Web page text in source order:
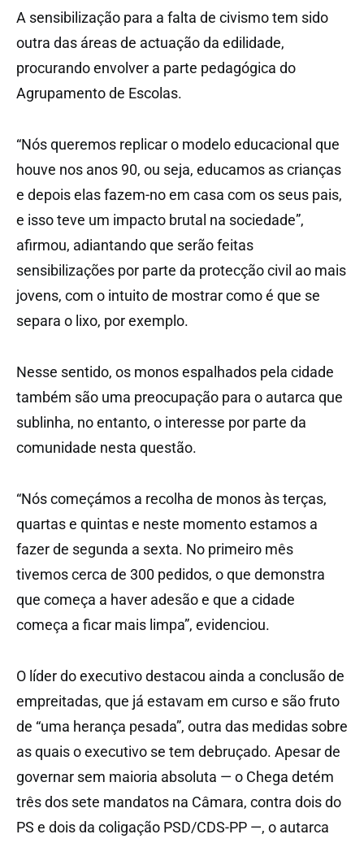
A sensibilização para a falta de civismo tem sido
outra das áreas de actuação da edilidade,
procurando envolver a parte pedagógica do
Agrupamento de Escolas.
“Nós queremos replicar o modelo educacional que
houve nos anos 90, ou seja, educamos as crianças
e depois elas fazem-no em casa com os seus pais,
e isso teve um impacto brutal na sociedade”,
afirmou, adiantando que serão feitas
sensibilizações por parte da protecção civil ao mais
jovens, com o intuito de mostrar como é que se
separa o lixo, por exemplo.
Nesse sentido, os monos espalhados pela cidade
também são uma preocupação para o autarca que
sublinha, no entanto, o interesse por parte da
comunidade nesta questão.
“Nós começámos a recolha de monos às terças,
quartas e quintas e neste momento estamos a
fazer de segunda a sexta. No primeiro mês
tivemos cerca de 300 pedidos, o que demonstra
que começa a haver adesão e que a cidade
começa a ficar mais limpa”, evidenciou.
O líder do executivo destacou ainda a conclusão de
empreitadas, que já estavam em curso e são fruto
de “uma herança pesada”, outra das medidas sobre
as quais o executivo se tem debruçado. Apesar de
governar sem maioria absoluta — o Chega detém
três dos sete mandatos na Câmara, contra dois do
PS e dois da coligação PSD/CDS-PP —, o autarca